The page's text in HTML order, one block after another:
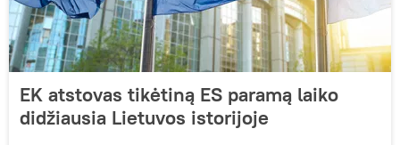
EK atstovas tikėtiną ES paramą laiko
didžiausia Lietuvos istorijoje